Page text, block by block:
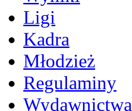
Ligi
Kadra
Młodzież
Regulaminy
Wydawnictwa